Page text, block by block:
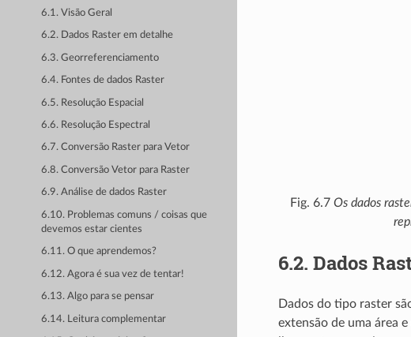
6.1. Visão Geral
6.2. Dados Raster em detalhe
6.3. Georreferenciamento
6.4. Fontes de dados Raster
6.5. Resolução Espacial
6.6. Resolução Espectral
6.7. Conversão Raster para Vetor
6.8. Conversão Vetor para Raster
6.9. Análise de dados Raster
6.10. Problemas comuns / coisas que
devemos estar cientes
6.11. O que aprendemos?
6.12. Agora é sua vez de tentar!
6.13. Algo para se pensar
6.14. Leitura complementar
Fig. 6.7 Os dados
6.2. Dados
Dados do tipo raster
extensão de uma área